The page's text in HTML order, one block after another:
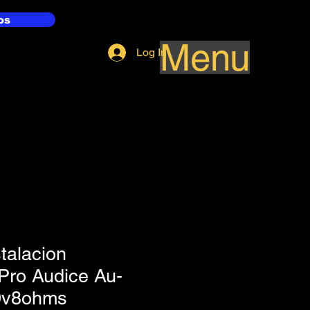
Menu
Log In
Audice Au-